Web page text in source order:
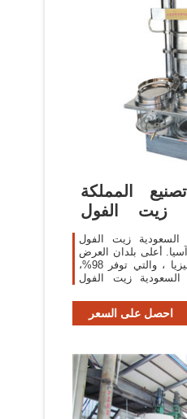
المملكة
زيت الفول
السوداني
السعودية زيت الفول
أعلى بلدان العرض
أو المناطق هي الصين، وماليزيا ، والتي توفر 98%،
السعودية زيت الفول
احصل على السعر